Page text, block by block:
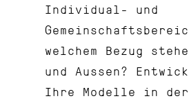
Individual- und
welchem Bezug
und Aussen?
Ihre Modelle in